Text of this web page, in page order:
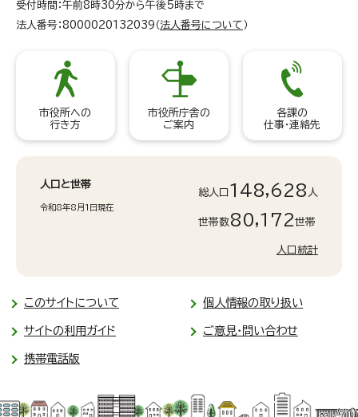
受付時間：午前8時30分から午後5時まで
法人番号：8000020132039（ 法人番号について ）
市役所への
行き方
市役所庁舎の
ご案内
各課の
仕事・連絡先
人口と世帯
令和8年8月1日現在
総人口 148,628 人
世帯数80,172世帯
人口統計
このサイトについて 個人情報の取り扱い
サイトの利用ガイド ご意見・問い合わせ
携帯電話版